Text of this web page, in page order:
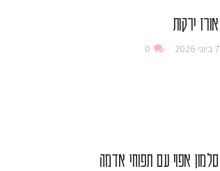
אורז ירקות
7 ביוני 2026 0
סלמון אפוי עם תפוחי אדמה